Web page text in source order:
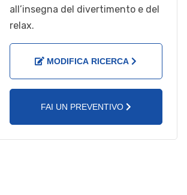
all’insegna del divertimento e del
relax.
MODIFICA RICERCA
FAI UN PREVENTIVO